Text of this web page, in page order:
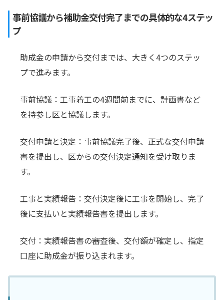
事前協議から補助金交付完了までの具体的な4ステッ
プ
助成金の申請から交付までは、大きく4つのステッ
プで進みます。
事前協議：工事着工の4週間前までに、計画書など
を持参し区と協議します。
交付申請と決定：事前協議完了後、正式な交付申請
書を提出し、区からの交付決定通知を受け取りま
す。
工事と実績報告：交付決定後に工事を開始し、完了
後に支払いと実績報告書を提出します。
交付：実績報告書の審査後、交付額が確定し、指定
口座に助成金が振り込まれます。